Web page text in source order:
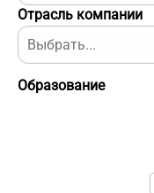
Отрасль компании
Образование